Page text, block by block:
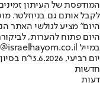
המודפסת של העיתון
לקבל אותם גם בניוזלטר.
היום" מציע לגולשי האתר
היום פתוח להערות,
במייל hayom@israelhayom.co.il.
יום רביעי, 3.6.2026
י"ח
חדשות
דעות